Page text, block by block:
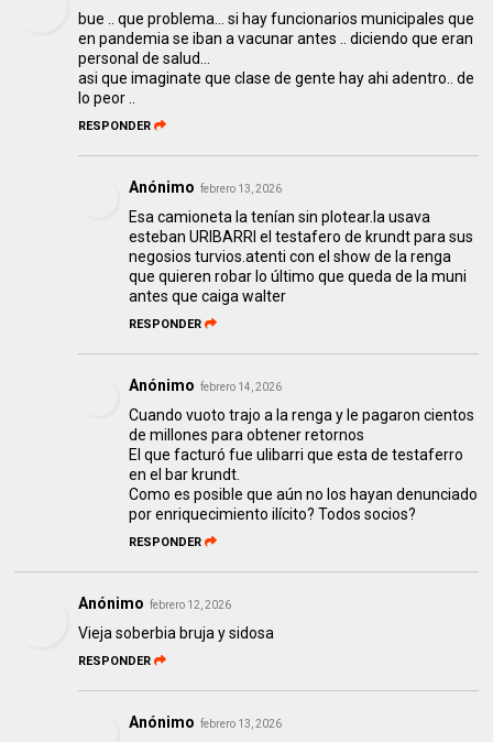
bue .. que problema... si hay funcionarios municipales que
en pandemia se iban a vacunar antes .. diciendo que eran
personal de salud...
asi que imaginate que clase de gente hay ahi adentro.. de
lo peor ..
RESPONDER
Anónimo febrero 13, 2026
Esa camioneta la tenían sin plotear.la usava
esteban URIBARRI el testafero de krundt para sus
negosios turvios.atenti con el show de la renga
que quieren robar lo último que queda de la muni
antes que caiga walter
RESPONDER
Anónimo febrero 14, 2026
Cuando vuoto trajo a la renga y le pagaron cientos
de millones para obtener retornos
El que facturó fue ulibarri que esta de testaferro
en el bar krundt.
Como es posible que aún no los hayan denunciado
por enriquecimiento ilícito? Todos socios?
RESPONDER
Anónimo febrero 12, 2026
Vieja soberbia bruja y sidosa
RESPONDER
Anónimo febrero 13, 2026